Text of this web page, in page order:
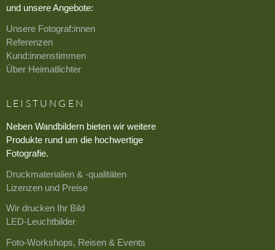
und unsere Angebote:
Unsere Fotograf:innen
Referenzen
Kund:innenstimmen
Über Heimatlichter
LEISTUNGEN
Neben Wandbildern bieten wir weitere
Produkte rund um die hochwertige
Fotografie.
Druckmaterialien & -qualitäten
Lizenzen und Preise
Wir drucken Ihr Bild
LED-Leuchtbilder
Foto-Workshops, Reisen & Events